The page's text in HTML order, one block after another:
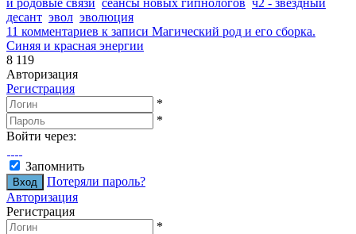
десант эвол эволюция
11 комментариев к записи Магический род и его сборка.
Синяя и красная энергии
8 119
Авторизация
Регистрация
*
*
Войти через:
Запомнить
Потеряли пароль?
Авторизация
Регистрация
*